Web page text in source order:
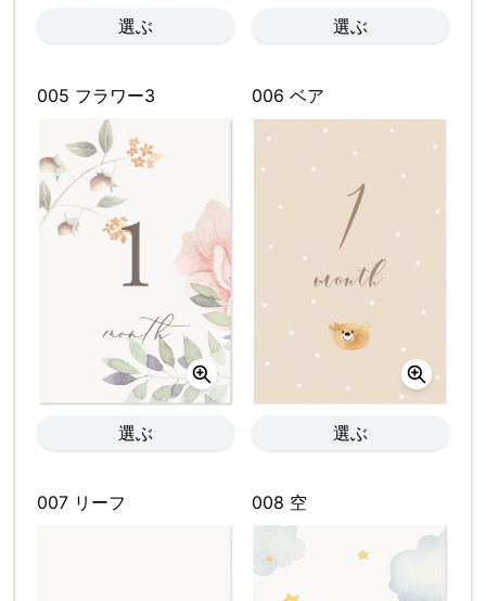
選ぶ 選ぶ
005 フラワー3
選ぶ
006 ベア
選ぶ
007 リーフ 008 空